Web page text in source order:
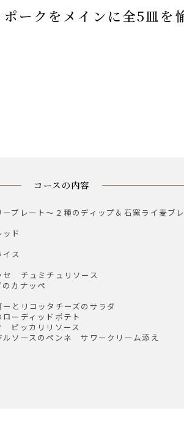
コースの内容
プレート～２種のディップ＆石窯ライ麦ブレ
ド
ス
セ チュミチュリソース
のカナッペ
とリコッタチーズのサラダ
ーディッドポテト
ピッカリリソース
ソースのペンネ サワークリーム添え